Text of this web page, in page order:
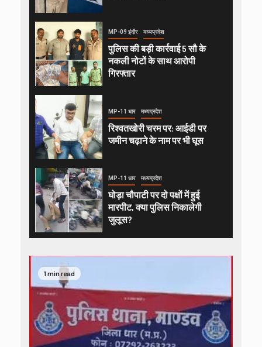
MP-09 इंदौर मध्यप्रदेश
पुलिस की बड़ी कार्रवाई 5 सौ के
नकली नोटों के साथ आरोपी
गिरफ्तार
MP-11 धार मध्यप्रदेश
रिश्वतखोरी चरम पर: आईडी पर
जमीन चढ़ाने के नाम पर भी घूस
MP-11 धार मध्यप्रदेश
घोड़ा चौपाटी पर दो पक्षों में हुई
मारपीट, क्या पुलिस निकालेगी
जुलूस?
1 min read